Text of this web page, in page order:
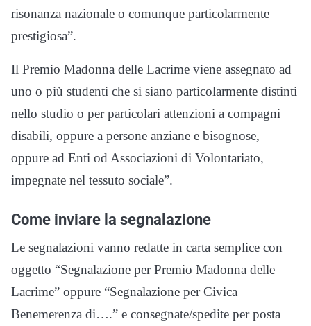
risonanza nazionale o comunque particolarmente
prestigiosa”.
Il Premio Madonna delle Lacrime viene assegnato ad
uno o più studenti che si siano particolarmente distinti
nello studio o per particolari attenzioni a compagni
disabili, oppure a persone anziane e bisognose,
oppure ad Enti od Associazioni di Volontariato,
impegnate nel tessuto sociale”.
Come inviare la segnalazione
Le segnalazioni vanno redatte in carta semplice con
oggetto “Segnalazione per Premio Madonna delle
Lacrime” oppure “Segnalazione per Civica
Benemerenza di….” e consegnate/spedite per posta